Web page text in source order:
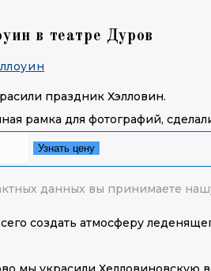
в театре Дуров
праздник Хэлловин.
рамка для фотографий,
Узнать цену
данных вы принимаете
создать атмосферу